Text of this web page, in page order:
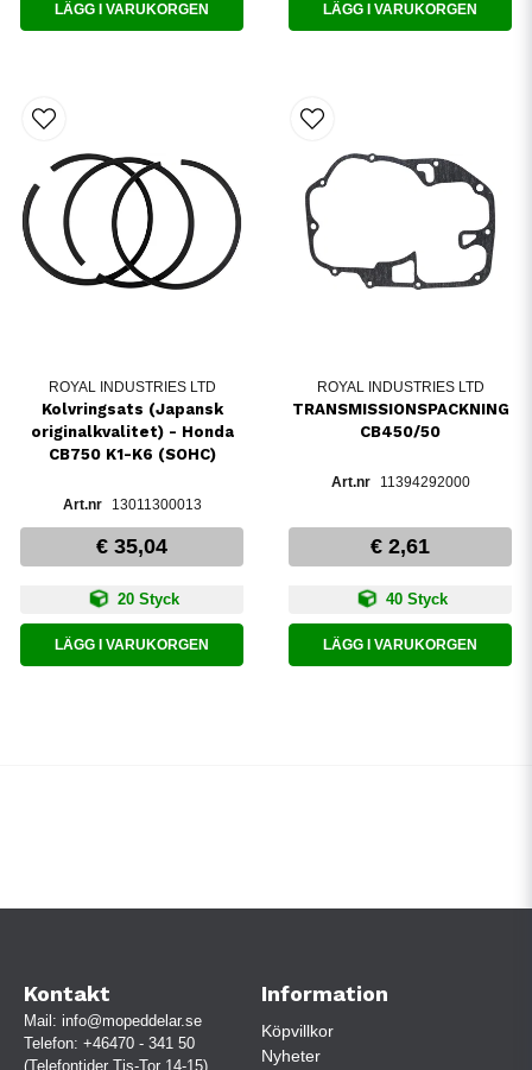
LÄGG I VARUKORGEN LÄGG I VARUKORGEN
ROYAL INDUSTRIES LTD
Kolvringsats (Japansk
originalkvalitet) - Honda
CB750 K1-K6 (SOHC)
13011300013
€ 35,04
20 Styck
LÄGG I VARUKORGEN
ROYAL INDUSTRIES LTD
TRANSMISSIONSPACKNING
CB450/50
11394292000
€ 2,61
40 Styck
LÄGG I VARUKORGEN
Kontakt
Mail: info@mopeddelar.se
Telefon: +46470 - 341 50
(Telefontider Tis-Tor 14-15)
Information
Köpvillkor
Nyheter